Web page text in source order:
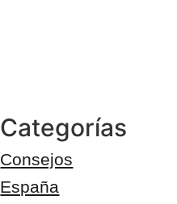
Categorías
Consejos
España